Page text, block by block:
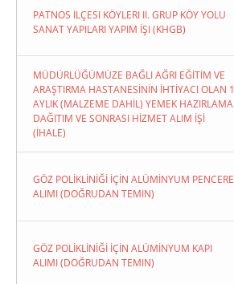
PATNOS İLÇESI KÖYLERI II. GRUP KÖY YOLU
SANAT YAPILARI YAPIM İŞI (KHGB)
MÜDÜRLÜĞÜMÜZE BAĞLI AĞRI EĞİTİM VE
ARAŞTIRMA HASTANESİNİN İHTİYACI OLAN 1
AYLIK (MALZEME DAHİL) YEMEK HAZIRLAMA
DAĞITIM VE SONRASI HİZMET ALIM İŞİ
(İHALE)
GÖZ POLİKLİNİĞİ İÇİN ALÜMİNYUM PENCERE
ALIMI (DOĞRUDAN TEMIN)
GÖZ POLİKLİNİĞİ İÇİN ALÜMİNYUM KAPI
ALIMI (DOĞRUDAN TEMIN)